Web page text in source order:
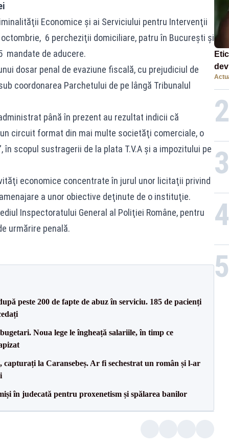
Economice şi ai Serviciului pentru Intervenţii
6 percheziţii domiciliare, patru în Bucureşti şi
mandate de aducere.
dosar penal de evaziune fiscală, cu prejudiciul de
coordonarea Parchetului de pe lângă Tribunalul
până în prezent au rezultat indicii că
circuit format din mai multe societăţi comerciale, o
scopul sustragerii de la plata T.V.A şi a impozitului pe
economice concentrate în jurul unor licitaţii privind
a unor obiective deţinute de o instituţie.
Inspectoratului General al Poliţiei Române, pentru
urmărire penală.
peste 200 de fapte de abuz în serviciu. 185 de pacienți
Noua lege le îngheață salariile, în timp ce
la Caransebeș. Ar fi sechestrat un român și l-ar
în judecată pentru proxenetism și spălarea banilor
2
3
4
5